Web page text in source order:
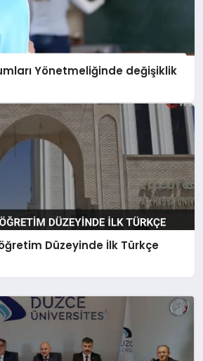
Yönetmeliğinde değişiklik
Düzeyinde İlk Türkçe